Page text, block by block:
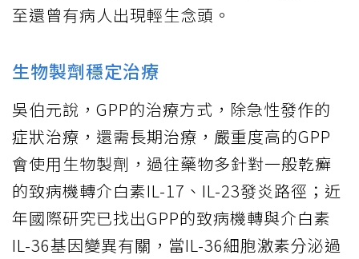
至還曾有病人出現輕生念頭。
生物製劑穩定治療
吳伯元說，GPP的治療方式，除急性發作的
症狀治療，還需長期治療，嚴重度高的GPP
會使用生物製劑，過往藥物多針對一般乾癬
的致病機轉介白素IL-17、IL-23發炎路徑；近
年國際研究已找出GPP的致病機轉與介白素
IL-36基因變異有關，當IL-36細胞激素分泌過